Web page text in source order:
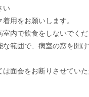
い
着用をお願いします。
室内で飲食をしないでくだ
な範囲で、病室の窓を開
は面会をお断りさせてい